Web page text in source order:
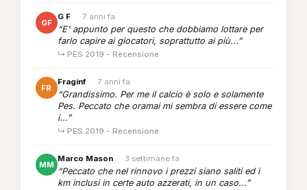
GF
G F · 7 anni fa
“E' appunto per questo che dobbiamo lottare per
farlo capire ai giocatori, soprattutto ai più...”
↳ PES 2019 - Recensione
FR
Fraginf · 7 anni fa
“Grandissimo. Per me il calcio è solo e solamente
Pes. Peccato che oramai mi sembra di essere come
i...”
↳ PES 2019 - Recensione
MM
Marco Mason · 3 settimane fa
“Peccato che nel rinnovo i prezzi siano saliti ed i
km inclusi in certe auto azzerati, in un caso...”